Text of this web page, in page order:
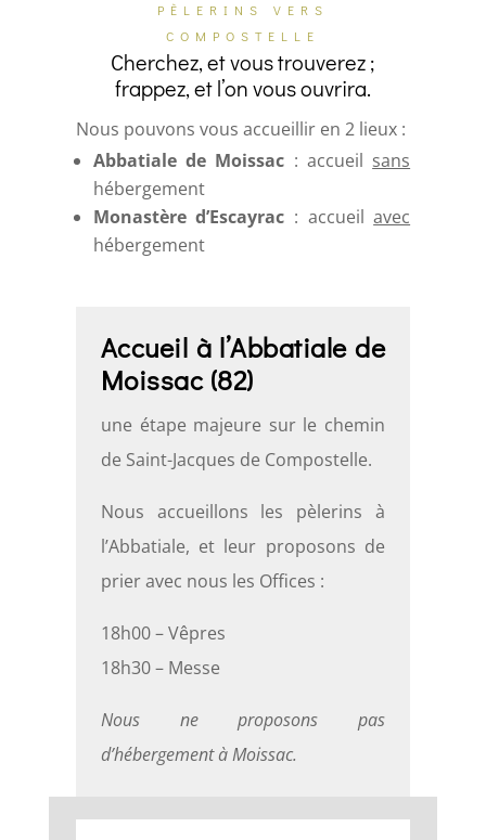
PÈLERINS VERS
COMPOSTELLE
Cherchez, et vous trouverez ;
frappez, et l’on vous ouvrira.
Nous pouvons vous accueillir en 2 lieux :
Abbatiale de Moissac : accueil sans
hébergement
Monastère d’Escayrac : accueilavec
hébergement
Accueil à l’Abbatiale de
Moissac (82)
une étape majeure sur le chemin
de Saint-Jacques de Compostelle.
Nous accueillons les pèlerins à
l’Abbatiale, et leur proposons de
prier avec nous les Offices :
18h00 – Vêpres
18h30 – Messe
Nous ne proposons pas
d’hébergement à Moissac.